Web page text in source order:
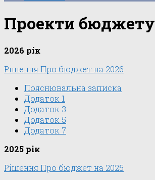
Проекти бюджету
2026 рік
Рішення Про бюджет на 2026
Пояснювальна записка
Додаток 1
Додаток 3
Додаток 5
Додаток 7
2025 рік
Рішення Про бюджет на 2025